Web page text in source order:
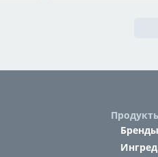
Бренды